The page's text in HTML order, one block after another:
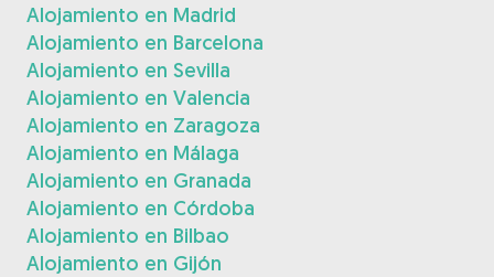
Alojamiento en Madrid
Alojamiento en Barcelona
Alojamiento en Sevilla
Alojamiento en Valencia
Alojamiento en Zaragoza
Alojamiento en Málaga
Alojamiento en Granada
Alojamiento en Córdoba
Alojamiento en Bilbao
Alojamiento en Gijón